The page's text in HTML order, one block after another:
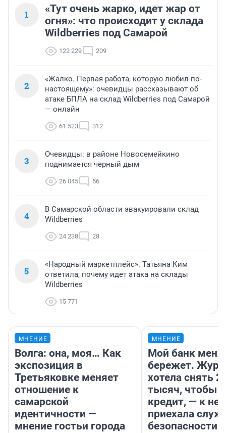
1
«Тут очень жарко, идет жар от
огня»: что происходит у склада
Wildberries под Самарой
122 229 209
2
«Жалко. Первая работа, которую любил по-
настоящему»: очевидцы рассказывают об
атаке БПЛА на склад Wildberries под Самарой
— онлайн
61 523 312
3
Очевидцы: в районе Новосемейкино
поднимается черный дым
26 045 56
4
В Самарской области эвакуировали склад
Wildberries
24 238 28
5
«Народный маркетплейс». Татьяна Ким
ответила, почему идет атака на склады
Wildberries
15 771
МНЕНИЕ
Волга: она, моя… Как
экспозиция в
Третьяковке меняет
отношение к
самарской
идентичности —
мнение гостьи города
МНЕНИЕ
Мой банк меня
бережет.
хотела снять
тысяч, чтобы
кредит, — к
приехала
безопасности